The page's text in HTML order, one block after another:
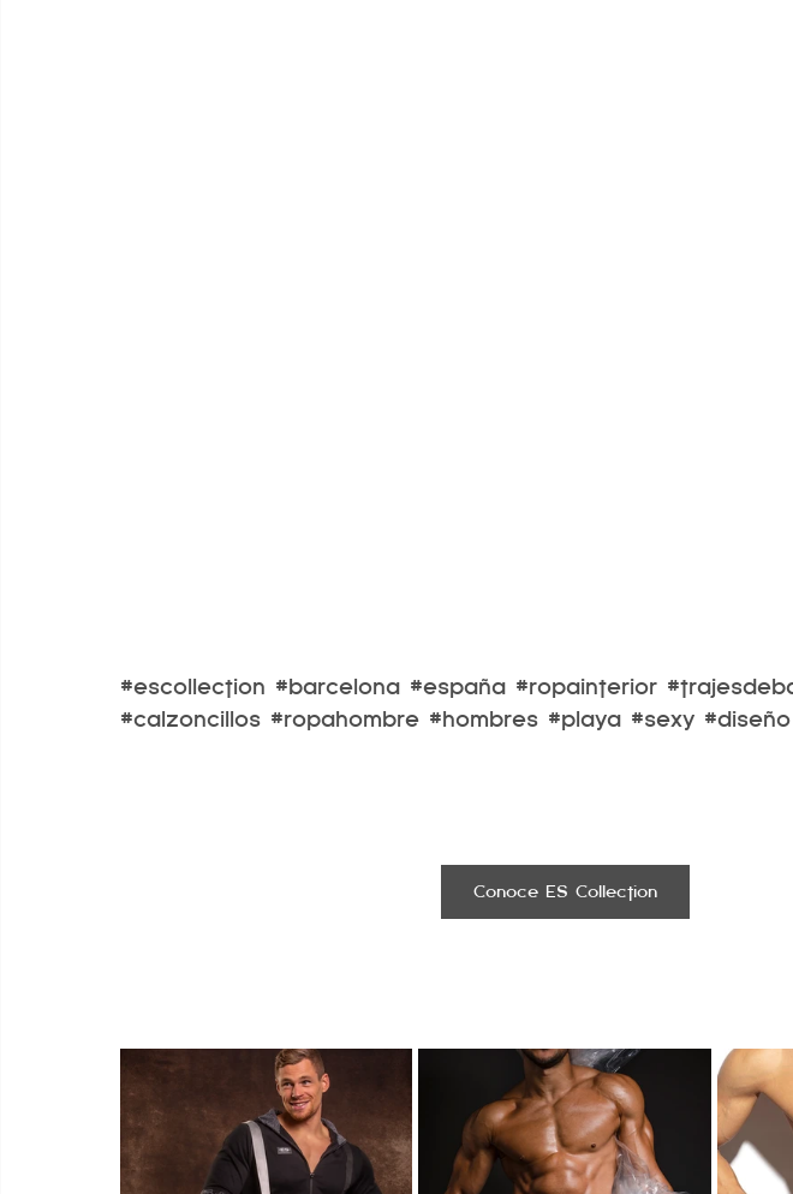
#escollection #barcelona #españa #ropainterior
#calzoncillos #ropahombre #hombres #playa #sexy #diseño
Conoce ES Collection